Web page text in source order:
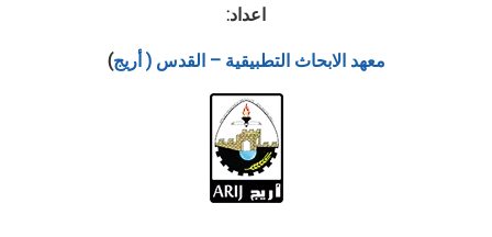
اعداد:
معهد الابحاث التطبيقية – القدس ( أريج)